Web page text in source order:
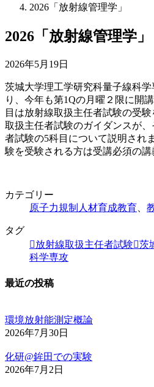
2026「放射線管理学」
2026「放射線管理学」
2026年5月19日
茨城大学理工学研究科量子線科
り、今年も第1Qの月曜２限に開
目は放射線取扱主任者試験の受
取扱主任者試験のガイダンスが
者試験の5科目について説明され
験を受験される方は受講必須の講
カテゴリー
原子力規制人材育成教育
タグ
放射線取扱主任者試験
茨
科学専攻
最近の投稿
環境放射能測定概論
2026年7月30日
化研@鉾田での実験
2026年7月2日